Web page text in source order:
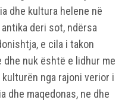
dhe kultura helene në
deri sot, ndërsa
e cila i takon
nuk është e lidhur me
nga rajoni verior i
dhe maqedonas, ne dhe